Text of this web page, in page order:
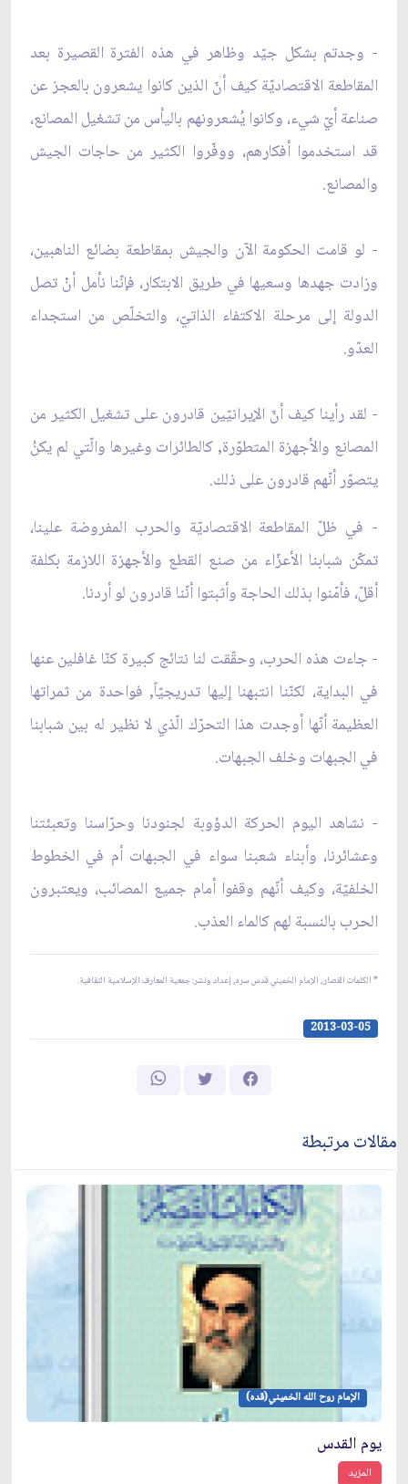
- وجدتم بشكل جيّد وظاهر في هذه الفترة القصيرة بعد
المقاطعة الاقتصاديّة كيف أنّ الذين كانوا يشعرون بالعجز عن
صناعة أيّ شيء، وكانوا يُشعرونهم باليأس من تشغيل المصانع،
قد استخدموا أفكارهم، ووفّروا الكثير من حاجات الجيش
والمصانع.
- لو قامت الحكومة الآن والجيش بمقاطعة بضائع الناهبين،
وزادت جهدها وسعيها في طريق الابتكار، فإنّنا نأمل أنْ تصل
الدولة إلى مرحلة الاكتفاء الذاتيّ، والتخلّص من استجداء
العدّو.
- لقد رأينا كيف أنّ الإيرانيّين قادرون على تشغيل الكثير من
المصانع والأجهزة المتطوّرة, كالطائرات وغيرها والّتي لم يكنُ
يتصوّر أنّهم قادرون على ذلك.
- في ظلّ المقاطعة الاقتصاديّة والحرب المفروضة علينا،
تمكّن شبابنا الأعزّاء من صنع القطع والأجهزة اللازمة بكلفة
أقلّ، فأمّنوا بذلك الحاجة وأثبتوا أنّنا قادرون لو أردنا.
- جاءت هذه الحرب، وحقّقت لنا نتائج كبيرة كنّا غافلين عنها
في البداية، لكنّنا انتبهنا إليها تدريجيّاً, فواحدة من ثمراتها
العظيمة أنّها أوجدت هذا التحرّك الّذي لا نظير له بين شبابنا
في الجبهات وخلف الجبهات.
- نشاهد اليوم الحركة الدؤوبة لجنودنا وحرّاسنا وتعبئتنا
وعشائرنا، وأبناء شعبنا سواء في الجبهات أم في الخطوط
الخلفيّة، وكيف أنّهم وقفوا أمام جميع المصائب، ويعتبرون
الحرب بالنسبة لهم كالماء العذب.
* الكلمات القصار, الإمام الخميني قدس سره, إعداد ونشر: جمعية المعارف الإسلامية الثقافية.
2013-03-05
مقالات مرتبطة
الإمام روح الله الخميني(قده)
يوم القدس
المزيد